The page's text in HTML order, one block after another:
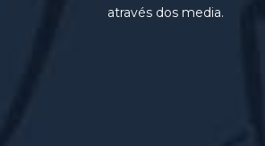
através dos media.